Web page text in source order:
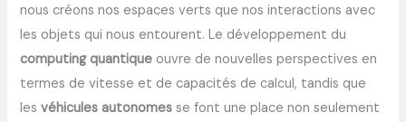
nous créons nos espaces verts que nos interactions avec
les objets qui nous entourent. Le développement du
computing quantique ouvre de nouvelles perspectives en
termes de vitesse et de capacités de calcul, tandis que
lesvéhicules autonomes se font une place non seulement